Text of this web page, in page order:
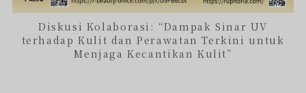
Diskusi Kolaborasi: “Dampak Sinar UV
terhadap Kulit dan Perawatan Terkini untuk
Menjaga Kecantikan Kulit”